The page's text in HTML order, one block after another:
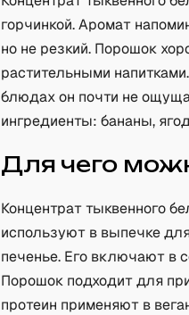
горчинкой. Аромат
но не резкий. Порошок
растительными
блюдах он почти не
ингредиенты: бананы,
Для чего
Концентрат тыквенного
используют в выпечке
печенье. Его включают в
Порошок подходит для
протеин применяют в